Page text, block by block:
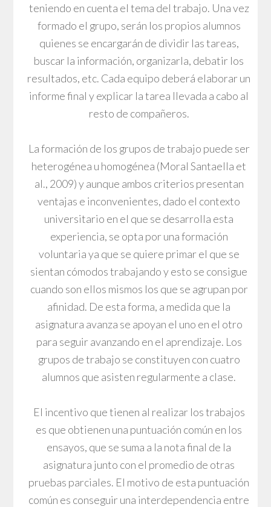
teniendo en cuenta el tema del trabajo. Una vez
formado el grupo, serán los propios alumnos
quienes se encargarán de dividir las tareas,
buscar la información, organizarla, debatir los
resultados, etc. Cada equipo deberá elaborar un
informe final y explicar la tarea llevada a cabo al
resto de compañeros.
La formación de los grupos de trabajo puede ser
heterogénea u homogénea (Moral Santaella et
al., 2009) y aunque ambos criterios presentan
ventajas e inconvenientes, dado el contexto
universitario en el que se desarrolla esta
experiencia, se opta por una formación
voluntaria ya que se quiere primar el que se
sientan cómodos trabajando y esto se consigue
cuando son ellos mismos los que se agrupan por
afinidad. De esta forma, a medida que la
asignatura avanza se apoyan el uno en el otro
para seguir avanzando en el aprendizaje. Los
grupos de trabajo se constituyen con cuatro
alumnos que asisten regularmente a clase.
El incentivo que tienen al realizar los trabajos
es que obtienen una puntuación común en los
ensayos, que se suma a la nota final de la
asignatura junto con el promedio de otras
pruebas parciales. El motivo de esta puntuación
común es conseguir una interdependencia entre